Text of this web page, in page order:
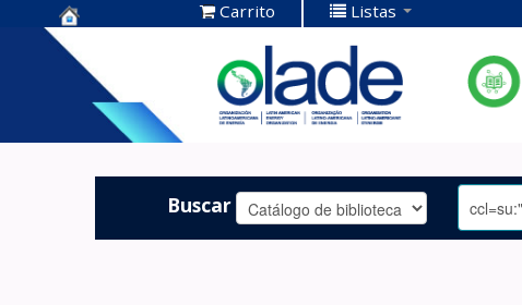
Centro de
Documentación
OLADE -
Carrito Listas
Buscar